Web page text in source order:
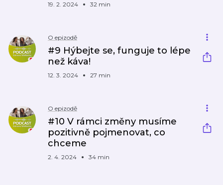
19. 2. 2024 32 min
O epizodě
#9 Hýbejte se, funguje to lépe
než káva!
12. 3. 2024 27 min
O epizodě
#10 V rámci změny musíme
pozitivně pojmenovat, co
chceme
2. 4. 2024 34 min